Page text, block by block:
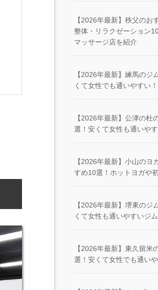
【2026年最新】秩父のお
整体・リラクゼーション
マッサージ店を紹介
【2026年最新】練馬のジ
くて女性でも通いやすい！
【2026年最新】公津の杜
選！安くて女性も通いや
【2026年最新】小山のヨ
すめ10選！ホットヨガや
【2026年最新】堺東のジ
くて女性も通いやすいジム
【2026年最新】東久留米
選！安くて女性でも通いや